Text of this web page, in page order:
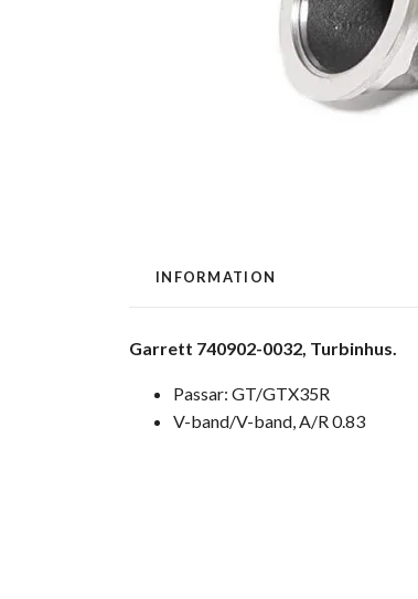
INFORMATION
Garrett 740902-0032, Turbinhus.
Passar: GT/GTX35R
V-band/V-band, A/R 0.83